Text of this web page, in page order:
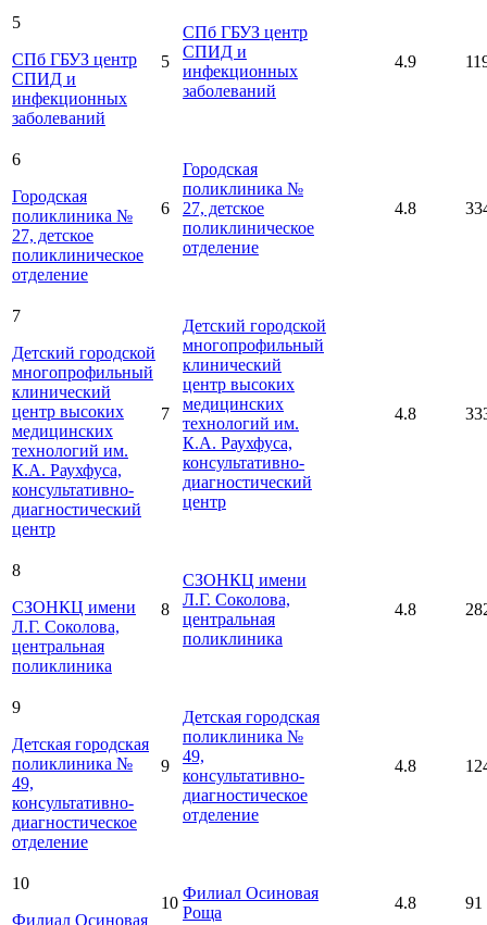
5
СПб ГБУЗ центр
СПИД и
инфекционных
заболеваний
5
СПб ГБУЗ центр
СПИД и
инфекционных
заболеваний
4.9
6
Городская
поликлиника №
27, детское
поликлиническое
отделение
6
Городская
поликлиника №
27, детское
поликлиническое
отделение
4.8
7
Детский городской
многопрофильный
клинический
центр высоких
медицинских
технологий им.
К.А. Раухфуса,
консультативно-
диагностический
центр
7
Детский городской
многопрофильный
клинический
центр высоких
медицинских
технологий им.
К.А. Раухфуса,
консультативно-
диагностический
центр
4.8
8
СЗОНКЦ имени
Л.Г. Соколова,
центральная
поликлиника
8
СЗОНКЦ имени
Л.Г. Соколова,
центральная
поликлиника
4.8
9
Детская городская
поликлиника №
49,
консультативно-
диагностическое
отделение
9
Детская городская
поликлиника №
49,
консультативно-
диагностическое
отделение
4.8
10
Филиал Осиновая
10
Филиал Осиновая
Роща
4.8 91